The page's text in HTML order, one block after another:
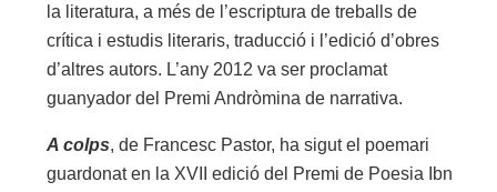
la literatura, a més de l’escriptura de treballs de
crítica i estudis literaris, traducció i l’edició d’obres
d’altres autors. L’any 2012 va ser proclamat
guanyador del Premi Andròmina de narrativa.
A colps, de Francesc Pastor, ha sigut el poemari
guardonat en la XVII edició del Premi de Poesia Ibn